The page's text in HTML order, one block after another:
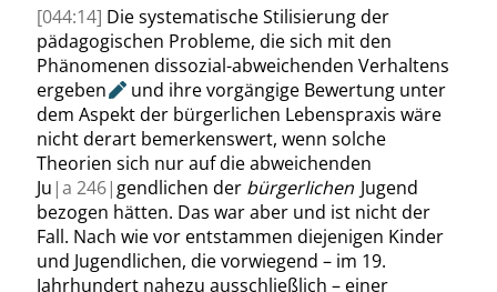
[044:14] Die systematische Stilisierung der
pädagogischen Probleme, die sich mit den
Phänomenen dissozial-abweichenden Verhaltens
ergeben
und ihre vorgängige Bewertung unter
dem Aspekt der bürgerlichen Lebenspraxis wäre
nicht derart bemerkenswert, wenn solche
Theorien sich nur auf die abweichenden
Ju |a 246| gendlichen der bürgerlichen Jugend
bezogen hätten. Das war aber und ist nicht der
Fall. Nach wie vor entstammen diejenigen Kinder
und Jugendlichen, die vorwiegend – im 19.
Jahrhundert nahezu ausschließlich – einer